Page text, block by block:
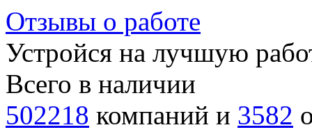
Отзывы о работе
Устройся на лучшую
Всего в наличии
502218 компаний и 3582